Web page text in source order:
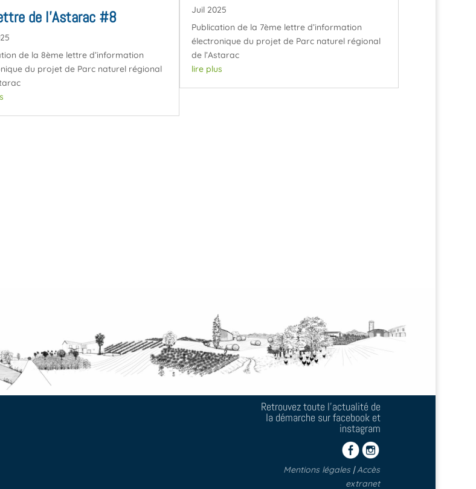
de l’Astarac #8
de la 8ème lettre d’information
du projet de Parc naturel régional
Juil 2025
Publication de la 7ème lettre d’information
électronique du projet de Parc naturel régional
de l’Astarac
lire plus
Retrouvez toute l'actualité de
la démarche sur facebook et
instagram
Mentions légales|Accès
extranet